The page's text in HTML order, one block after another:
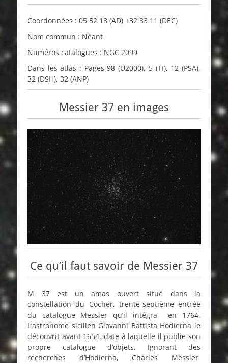
Coordonnées : 05 52 18 (AD) +32 33 11 (DEC)
Nom commun : Néant
Numéros catalogues : NGC 2099
Dans les atlas : Pages 98 (U2000), 5 (TI), 12 (PSA),
32 (DSH), 32 (ANP)
Messier 37 en images
Ce qu’il faut savoir de Messier 37
M 37 est un amas ouvert situé dans la
constellation du Cocher, trente-septième entrée
du catalogue Messier qu’il intégra en 1764.
L’astronome sicilien Giovanni Battista Hodierna le
découvrit avant 1654, date à laquelle il publie son
propre catalogue d’objets. Ignorant des
recherches d’Hodierna, Charles Messier